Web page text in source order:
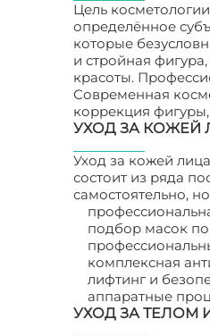
Цель
определённое
которые
и стройная
красоты.
Современная
коррекция
УХОД ЗА КОЖЕЙ
Уход за кожей
состоит из ряда
самостоятельно,
подбор масок
комплексная
лифтинг и
аппаратные
УХОД ЗА ТЕЛОМ